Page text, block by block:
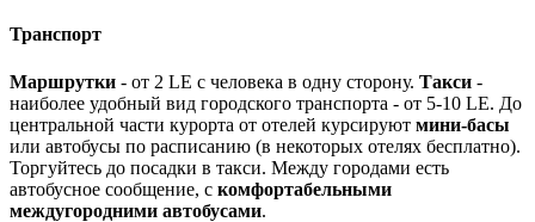
Транспорт
Маршрутки - от 2 LE с человека в одну сторону. Такси -
наиболее удобный вид городского транспорта - от 5-10 LE. До
центральной части курорта от отелей курсируют мини-басы
или автобусы по расписанию (в некоторых отелях бесплатно).
Торгуйтесь до посадки в такси. Между городами есть
автобусное сообщение, с комфортабельными
междугородними автобусами.